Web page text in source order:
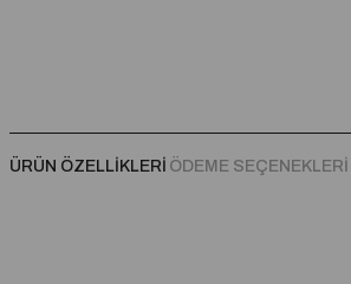
ÜRÜN ÖZELLIKLERI ÖDEME SEÇENEKLERI